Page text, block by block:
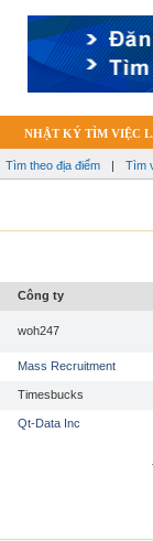
NHẬT KÝ TÌM VIỆC
Tìm theo địa điểm | Tìm
Công ty
woh247
Mass Recruitment
Timesbucks
Qt-Data Inc